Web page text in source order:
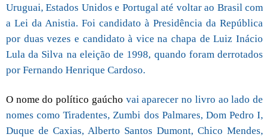
Uruguai, Estados Unidos e Portugal até voltar ao Brasil com
a Lei da Anistia. Foi candidato à Presidência da República
por duas vezes e candidato à vice na chapa de Luiz Inácio
Lula da Silva na eleição de 1998, quando foram derrotados
por Fernando Henrique Cardoso.
O nome do político gaúcho vai aparecer no livro ao lado de
nomes como Tiradentes, Zumbi dos Palmares, Dom Pedro I,
Duque de Caxias, Alberto Santos Dumont, Chico Mendes,